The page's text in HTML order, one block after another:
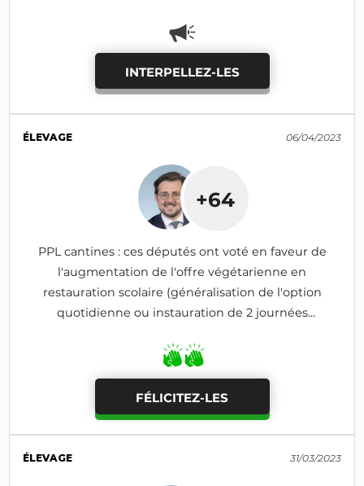
INTERPELLEZ-LES
ÉLEVAGE 06/04/2023
+64
PPL cantines : ces députés ont voté en faveur de
l'augmentation de l'offre végétarienne en
restauration scolaire (généralisation de l'option
quotidienne ou instauration de 2 journées
FÉLICITEZ-LES
ÉLEVAGE 31/03/2023